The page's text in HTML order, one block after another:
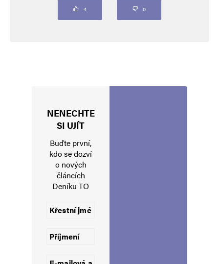
Uložit do prohlížeče jméno, e-mail a webovou stránku pro budoucí
Informujte mě o nových komentářích e-mailem.
4 0
NENECHTE
SI UJÍT
Buďte první,
kdo se dozví
o nových
článcích
Deníku TO